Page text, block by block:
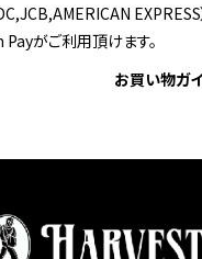
EXPRESS
がご利用頂けます。
お買い物ガ